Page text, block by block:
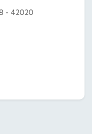
- 42020